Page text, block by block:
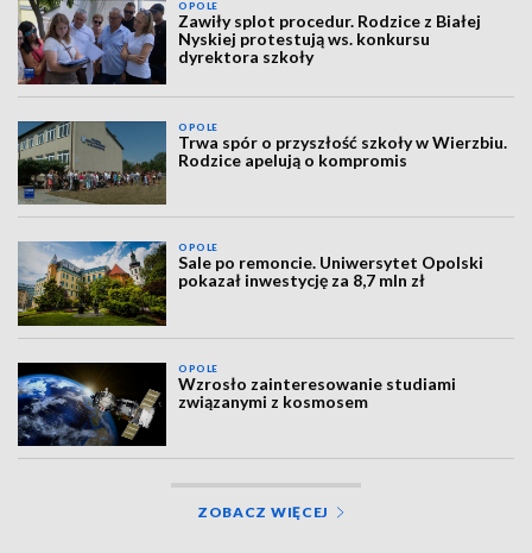
OPOLE
Zawiły splot procedur. Rodzice z Białej
Nyskiej protestują ws. konkursu
dyrektora szkoły
OPOLE
Trwa spór o przyszłość szkoły w Wierzbiu.
Rodzice apelują o kompromis
OPOLE
Sale po remoncie. Uniwersytet Opolski
pokazał inwestycję za 8,7 mln zł
OPOLE
Wzrosło zainteresowanie studiami
związanymi z kosmosem
ZOBACZ WIĘCEJ